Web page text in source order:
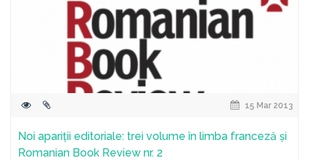
15 Mar 2013
Noi apariții editoriale: trei volume în limba franceză și
Romanian Book Review nr. 2